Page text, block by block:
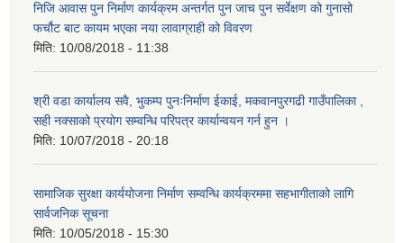
निजि आवास पुन निर्माण कार्यक्रम अन्तर्गत पुन जाच पुन सर्वेक्षण को गुनासो
फर्चौट बाट कायम भएका नया लावाग्राही को विवरण
मिति: 10/08/2018 - 11:38
श्री वडा कार्यालय सवै, भुकम्प पुनःनिर्माण ईकाई, मकवानपुरगढी गाउँपालिका ,
सही नक्साको प्रयोग सम्वन्धि परिपत्र कार्यान्वयन गर्न हुन ।
मिति: 10/07/2018 - 20:18
सामाजिक सुरक्षा कार्ययोजना निर्माण सम्वन्धि कार्यक्रममा सहभागीताको लागि
सार्वजनिक सूचना
मिति: 10/05/2018 - 15:30